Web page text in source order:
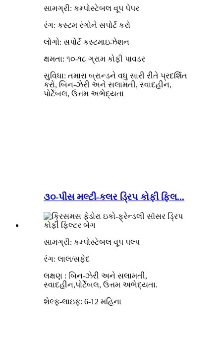
સામગ્રી: કમ્પોસ્ટેબલ વૂપ પેપર
રંગ: કસ્ટમ રંગોને સપોર્ટ કરો
લોગો: સપોર્ટ કસ્ટમાઇઝેશન
ક્ષમતા: ૧૦-૧૮ ગ્રામ કોફી પાવડર
સુવિધા: તમારા બ્રાન્ડને વધુ સારી રીતે પ્રદર્શિત
કરો, બિન-ઝેરી અને સલામતી, સ્વાદહીન,
પોર્ટેબલ, ઉત્તમ અભેદ્યતા
૩૦-પીસ મલ્ટી-કલર ડ્રિપ કોફી ફિલ...
સામગ્રી: કમ્પોસ્ટેબલ વૂપ પલ્પ
રંગ: લાલ/સફેદ
લક્ષણ : બિન-ઝેરી અને સલામતી,
સ્વાદહીન,પોર્ટેબલ, ઉત્તમ અભેદ્યતા.
શેલ્ફ-લાઇફ: 6-12 મહિના